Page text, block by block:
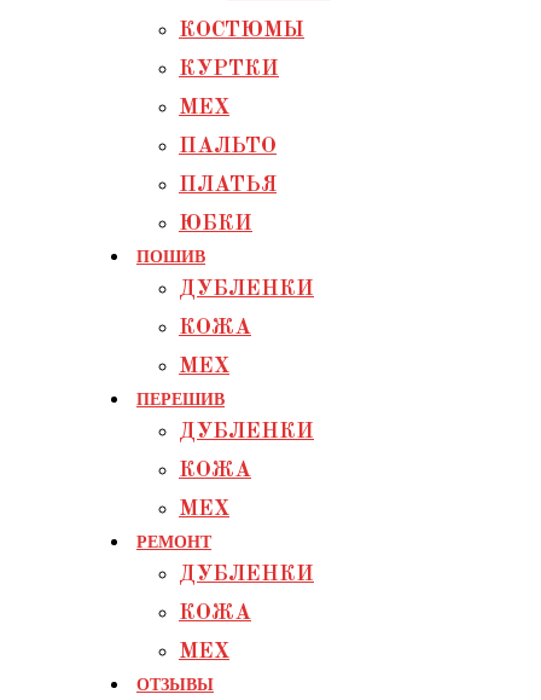
КОСТЮМЫ
КУРТКИ
МЕХ
ПАЛЬТО
ПЛАТЬЯ
ЮБКИ
ПОШИВ
ДУБЛЕНКИ
КОЖА
МЕХ
ПЕРЕШИВ
ДУБЛЕНКИ
КОЖА
МЕХ
РЕМОНТ
ДУБЛЕНКИ
КОЖА
МЕХ
ОТЗЫВЫ